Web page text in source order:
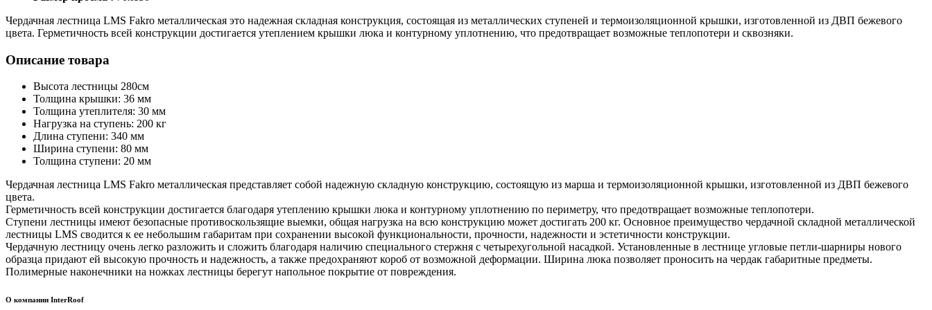
Чердачная лестница LMS Fakro металлическая это надежная складная конструкция, состоящая из металлических ступеней и термоизоляционной крышки, изготовленной из ДВП бежевого
цвета. Герметичность всей конструкции достигается утеплением крышки люка и контурному уплотнению, что предотвращает возможные теплопотери и сквозняки.
Описание товара
Высота лестницы 280см
Толщина крышки: 36 мм
Толщина утеплителя: 30 мм
Нагрузка на ступень: 200 кг
Длина ступени: 340 мм
Ширина ступени: 80 мм
Толщина ступени: 20 мм
Чердачная лестница LMS Fakro металлическая представляет собой надежную складную конструкцию, состоящую из марша и термоизоляционной крышки, изготовленной из ДВП бежевого
цвета.
Герметичность всей конструкции достигается благодаря утеплению крышки люка и контурному уплотнению по периметру, что предотвращает возможные теплопотери.
Ступени лестницы имеют безопасные противоскользящие выемки, общая нагрузка на всю конструкцию может достигать 200 кг. Основное преимущество чердачной складной металлической
лестницы LMS сводится к ее небольшим габаритам при сохранении высокой функциональности, прочности, надежности и эстетичности конструкции.
Чердачную лестницу очень легко разложить и сложить благодаря наличию специального стержня с четырехугольной насадкой. Установленные в лестнице угловые петли-шарниры нового
образца придают ей высокую прочность и надежность, а также предохраняют короб от возможной деформации. Ширина люка позволяет проносить на чердак габаритные предметы.
Полимерные наконечники на ножках лестницы берегут напольное покрытие от повреждения.
О компании InterRoof